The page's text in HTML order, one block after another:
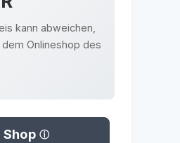
kann abweichen,
Onlineshop des
Shop